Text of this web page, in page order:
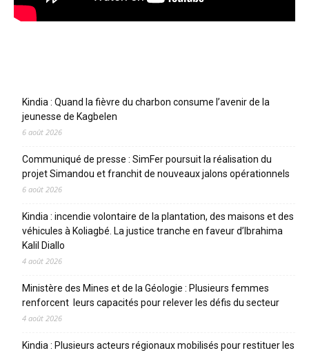
Kindia : Quand la fièvre du charbon consume l’avenir de la
jeunesse de Kagbelen
6 août 2026
Communiqué de presse : SimFer poursuit la réalisation du
projet Simandou et franchit de nouveaux jalons opérationnels
6 août 2026
Kindia : incendie volontaire de la plantation, des maisons et des
véhicules à Koliagbé. La justice tranche en faveur d’Ibrahima
Kalil Diallo
4 août 2026
Ministère des Mines et de la Géologie : Plusieurs femmes
renforcent leurs capacités pour relever les défis du secteur
4 août 2026
Kindia : Plusieurs acteurs régionaux mobilisés pour restituer les